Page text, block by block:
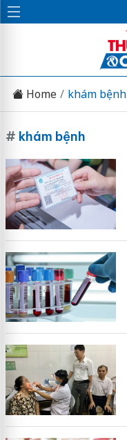
Home khám bệnh
# khám bệnh